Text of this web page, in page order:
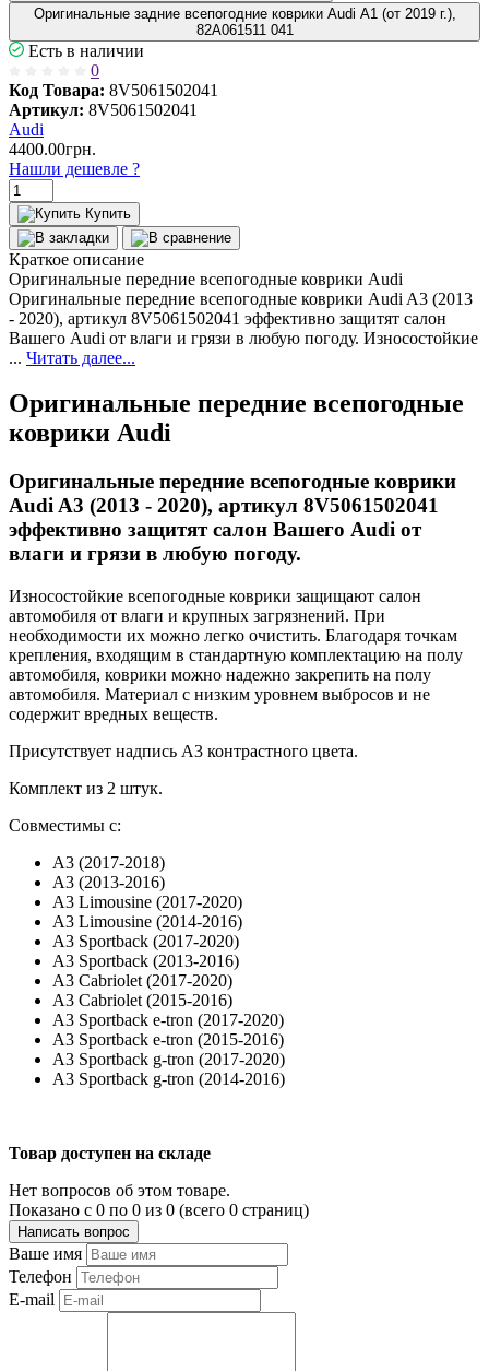
Оригинальные задние всепогодние коврики Audi A1 (от 2019 г.),
82A061511 041
Есть в наличии
0
Код Товара: 8V5061502041
Артикул: 8V5061502041
Audi
4400.00грн.
Нашли дешевле ?
Купить
Краткое описание
Оригинальные передние всепогодные коврики Audi
Оригинальные передние всепогодные коврики Audi A3 (2013
- 2020), артикул 8V5061502041 эффективно защитят салон
Вашего Audi от влаги и грязи в любую погоду. Износостойкие
... Читать далее...
Оригинальные передние всепогодные
коврики Audi
Оригинальные передние всепогодные коврики
Audi A3 (2013 - 2020), артикул 8V5061502041
эффективно защитят салон Вашего Audi от
влаги и грязи в любую погоду.
Износостойкие всепогодные коврики защищают салон
автомобиля от влаги и крупных загрязнений. При
необходимости их можно легко очистить. Благодаря точкам
крепления, входящим в стандартную комплектацию на полу
автомобиля, коврики можно надежно закрепить на полу
автомобиля. Материал с низким уровнем выбросов и не
содержит вредных веществ.
Присутствует надпись A3 контрастного цвета.
Комплект из 2 штук.
Совместимы с:
A3 (2017-2018)
A3 (2013-2016)
A3 Limousine (2017-2020)
A3 Limousine (2014-2016)
A3 Sportback (2017-2020)
A3 Sportback (2013-2016)
A3 Cabriolet (2017-2020)
A3 Cabriolet (2015-2016)
A3 Sportback e-tron (2017-2020)
A3 Sportback e-tron (2015-2016)
A3 Sportback g-tron (2017-2020)
A3 Sportback g-tron (2014-2016)
Товар доступен на складе
Нет вопросов об этом товаре.
Показано с 0 по 0 из 0 (всего 0 страниц)
Написать вопрос
Ваше имя
Телефон
E-mail